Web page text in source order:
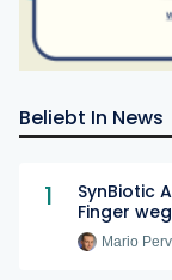
Beliebt In News
1
SynBiotic
Finger
Mario